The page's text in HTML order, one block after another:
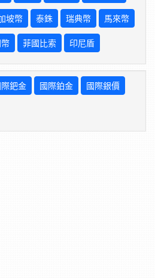
坡幣 泰銖 瑞典幣 馬來幣
菲國比索 印尼盾
鈀金 國際鉑金 國際銀價